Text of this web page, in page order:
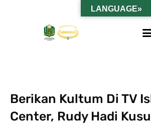
Berikan Kultum Di TV
Center, Rudy Hadi
LANGUAGE»